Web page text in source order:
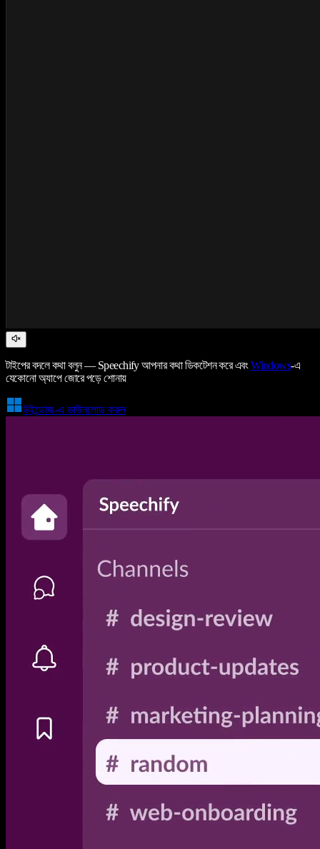
টাইপের বদলে কথা বলুন — Speechify আপনার কথা ডিকটেশন করে এবংWindows-এ
যেকোনো অ্যাপে জোরে পড়ে শোনায়
উইন্ডোজ-এ ডাউনলোড করুন